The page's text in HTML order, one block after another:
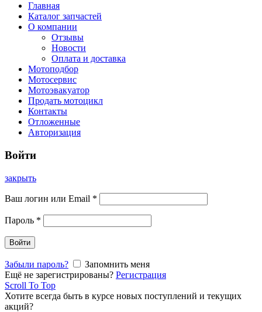
Главная
Каталог запчастей
О компании
Отзывы
Новости
Оплата и доставка
Мотоподбор
Мотосервис
Мотоэвакуатор
Продать мотоцикл
Контакты
Отложенные
Авторизация
Войти
закрыть
Ваш логин или Email *
Пароль *
Войти
Забыли пароль?
Запомнить меня
Ещё не зарегистрированы? Регистрация
Scroll To Top
Хотите всегда быть в курсе новых поступлений и текущих
акций?